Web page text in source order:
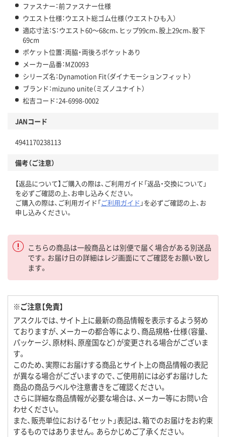
ファスナー：前ファスナー仕様
ウエスト仕様：ウエスト総ゴム仕様（ウエストひも入）
適応寸法：S：ウエスト60～68cm、ヒップ99cm、股上29cm、股下
69cm
ポケット位置：両脇・両後ろポケットあり
メーカー品番：MZ0093
シリーズ名：Dynamotion Fit（ダイナモーションフィット）
ブランド：mizuno unite（ミズノユナイト）
松吉コード：24-6998-0002
JANコード
4941170238113
備考（ご注意）
【返品について】ご購入の際は、ご利用ガイド「返品・交換について」
を必ずご確認の上、お申し込みください。
ご購入の際は、ご利用ガイド「ご利用ガイド 」を必ずご確認の上、お
申し込みください。
こちらの商品は一般商品とは別便で届く場合がある別送品
です。お届け日の詳細はレジ画面にてご確認をお願い致し
ます。
※ご注意【免責】
アスクルでは、サイト上に最新の商品情報を表示するよう努め
ておりますが、メーカーの都合等により、商品規格・仕様（容量、
パッケージ、原材料、原産国など）が変更される場合がございま
す。
このため、実際にお届けする商品とサイト上の商品情報の表記
が異なる場合がございますので、ご使用前には必ずお届けした
商品の商品ラベルや注意書きをご確認ください。
さらに詳細な商品情報が必要な場合は、メーカー等にお問い合
わせください。
また、販売単位における「セット」表記は、箱でのお届けをお約束
するものではありません。あらかじめご了承ください。